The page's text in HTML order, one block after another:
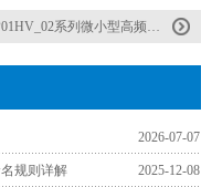
列微小型高频片状电感器惊艳商品化
2026-07-07
规则详解 2025-12-08